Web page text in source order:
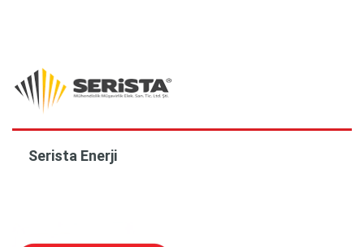
Serista Enerji